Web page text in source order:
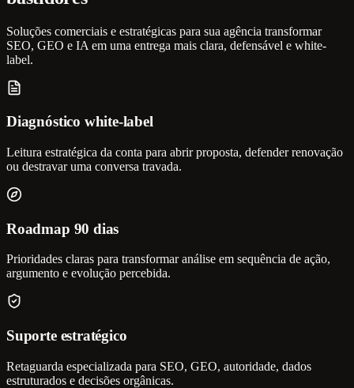
Soluções comerciais e estratégicas para sua agência transformar
SEO, GEO e IA em uma entrega mais clara, defensável e white-
label.
Diagnóstico white-label
Leitura estratégica da conta para abrir proposta, defender renovação
ou destravar uma conversa travada.
Roadmap 90 dias
Prioridades claras para transformar análise em sequência de ação,
argumento e evolução percebida.
Suporte estratégico
Retaguarda especializada para SEO, GEO, autoridade, dados
estruturados e decisões orgânicas.